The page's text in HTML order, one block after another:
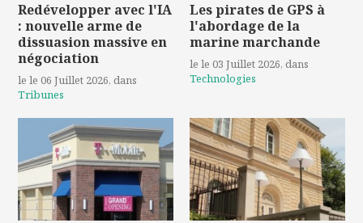
Redévelopper avec l'IA
: nouvelle arme de
dissuasion massive en
négociation
le le 06 Juillet 2026, dans
Tribunes
Les pirates de GPS à
l'abordage de la
marine marchande
le le 03 Juillet 2026, dans
Technologies